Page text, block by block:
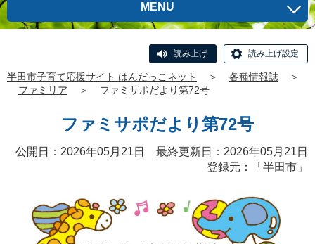
MENU
読み上げ 読み上げ設定
半田市子育て応援サイト はんだっこネット ＞ 各種情報誌
＞
ファミリア
＞ ファミサポだより第72号
ファミサポだより第72号
公開日：2026年05月21日 最終更新日：2026年05月21日
登録元：「 半田市 」